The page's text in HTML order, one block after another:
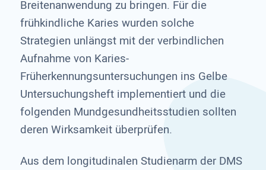
Breitenanwendung zu bringen. Für die
frühkindliche Karies wurden solche
Strategien unlängst mit der verbindlichen
Aufnahme von Karies-
Früherkennungsuntersuchungen ins Gelbe
Untersuchungsheft implementiert und die
folgenden Mundgesundheitsstudien sollten
deren Wirksamkeit überprüfen.
Aus dem longitudinalen Studienarm der DMS